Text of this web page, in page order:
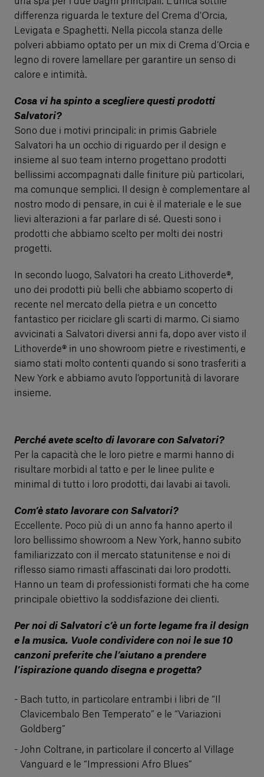
differenza riguarda le texture del Crema d'Orcia,
Levigata e Spaghetti. Nella piccola stanza delle
polveri abbiamo optato per un mix di Crema d’Orcia e
legno di rovere lamellare per garantire un senso di
calore e intimità.
Cosa vi ha spinto a scegliere questi prodotti
Salvatori?
Sono due i motivi principali: in primis Gabriele
Salvatori ha un occhio di riguardo per il design e
insieme al suo team interno progettano prodotti
bellissimi accompagnati dalle finiture più particolari,
ma comunque semplici. Il design è complementare al
nostro modo di pensare, in cui è il materiale e le sue
lievi alterazioni a far parlare di sé. Questi sono i
prodotti che abbiamo scelto per molti dei nostri
progetti.
In secondo luogo, Salvatori ha creato Lithoverde®,
uno dei prodotti più belli che abbiamo scoperto di
recente nel mercato della pietra e un concetto
fantastico per riciclare gli scarti di marmo. Ci siamo
avvicinati a Salvatori diversi anni fa, dopo aver visto il
Lithoverde® in uno showroom pietre e rivestimenti, e
siamo stati molto contenti quando si sono trasferiti a
New York e abbiamo avuto l’opportunità di lavorare
insieme.
Perché avete scelto di lavorare con Salvatori?
Per la capacità che le loro pietre e marmi hanno di
risultare morbidi al tatto e per le linee pulite e
minimal di tutto i loro prodotti, dai lavabi ai tavoli.
Com’è stato lavorare con Salvatori?
Eccellente. Poco più di un anno fa hanno aperto il
loro bellissimo showroom a New York, hanno subito
familiarizzato con il mercato statunitense e noi di
riflesso siamo rimasti affascinati dai loro prodotti.
Hanno un team di professionisti formati che ha come
principale obiettivo la soddisfazione dei clienti.
Per noi di Salvatori c’è un forte legame fra il design
e la musica. Vuole condividere con noi le sue 10
canzoni preferite che l’aiutano a prendere
l’ispirazione quando disegna e progetta?
Bach tutto, in particolare entrambi i libri de “Il
Clavicembalo Ben Temperato” e le “Variazioni
Goldberg”
John Coltrane, in particolare il concerto al Village
Vanguard e le “Impressioni Afro Blues”